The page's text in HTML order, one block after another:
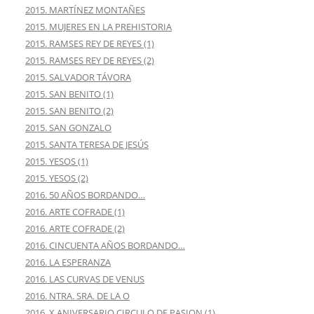
2015. MARTÍNEZ MONTAÑES
2015. MUJERES EN LA PREHISTORIA
2015. RAMSES REY DE REYES (1)
2015. RAMSES REY DE REYES (2)
2015. SALVADOR TÁVORA
2015. SAN BENITO (1)
2015. SAN BENITO (2)
2015. SAN GONZALO
2015. SANTA TERESA DE JESÚS
2015. YESOS (1)
2015. YESOS (2)
2016. 50 AÑOS BORDANDO…
2016. ARTE COFRADE (1)
2016. ARTE COFRADE (2)
2016. CINCUENTA AÑOS BORDANDO…
2016. LA ESPERANZA
2016. LAS CURVAS DE VENUS
2016. NTRA. SRA. DE LA O